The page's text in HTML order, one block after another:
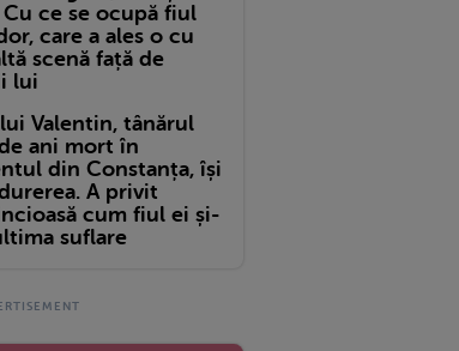
ce se ocupă fiul
care a ales o cu
scenă față de
lui
Valentin, tânărul
ani mort în
din Constanța, își
A privit
cum fiul ei și-
suflare